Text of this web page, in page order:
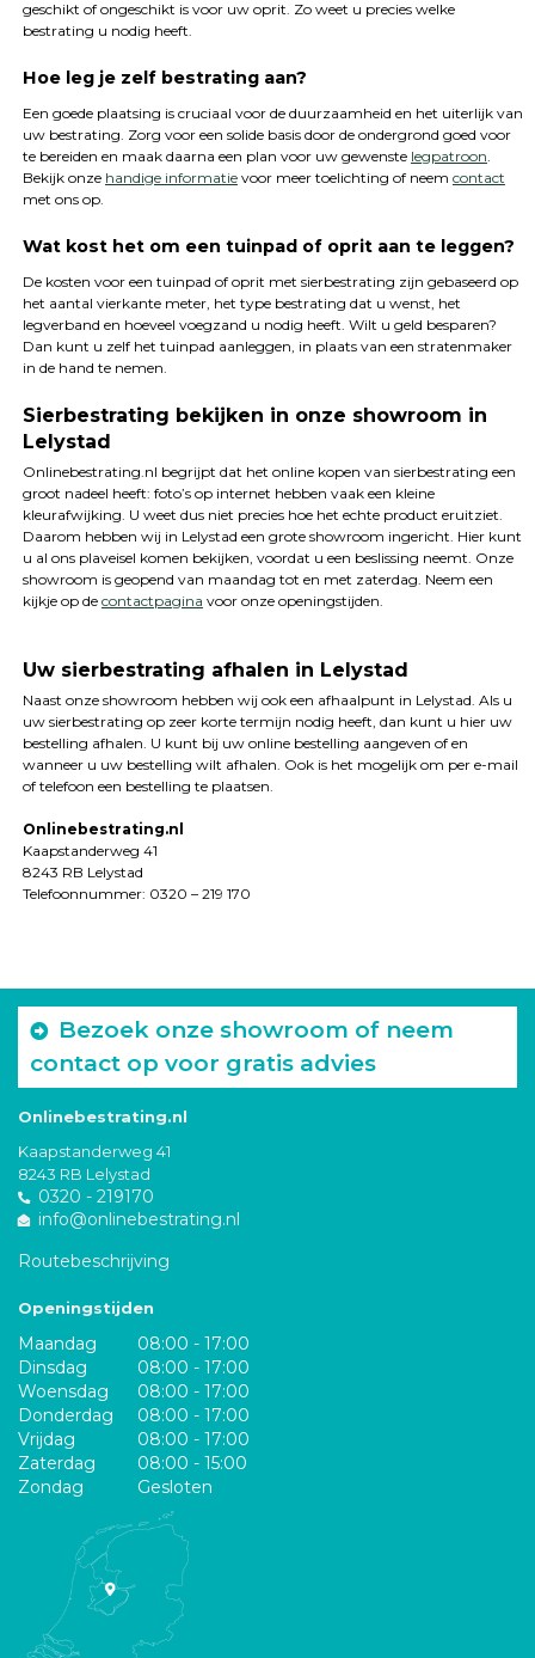
geschikt of ongeschikt is voor uw oprit. Zo weet u precies welke
bestrating u nodig heeft.
Hoe leg je zelf bestrating aan?
Een goede plaatsing is cruciaal voor de duurzaamheid en het uiterlijk van
uw bestrating. Zorg voor een solide basis door de ondergrond goed voor
te bereiden en maak daarna een plan voor uw gewenste legpatroon
Bekijk onze handige informatievoor meer toelichting of neem contact
met ons op.
Wat kost het om een tuinpad of oprit aan te leggen?
De kosten voor een tuinpad of oprit met sierbestrating zijn gebaseerd op
het aantal vierkante meter, het type bestrating dat u wenst, het
legverband en hoeveel voegzand u nodig heeft. Wilt u geld besparen?
Dan kunt u zelf het tuinpad aanleggen, in plaats van een stratenmaker
in de hand te nemen.
Sierbestrating bekijken in onze showroom in
Lelystad
Onlinebestrating.nl begrijpt dat het online kopen van sierbestrating een
groot nadeel heeft: foto’s op internet hebben vaak een kleine
kleurafwijking. U weet dus niet precies hoe het echte product eruitziet.
Daarom hebben wij in Lelystad een grote showroom ingericht. Hier kunt
u al ons plaveisel komen bekijken, voordat u een beslissing neemt. Onze
showroom is geopend van maandag tot en met zaterdag. Neem een
kijkje op de contactpagina voor onze openingstijden.
Uw sierbestrating afhalen in Lelystad
Naast onze showroom hebben wij ook een afhaalpunt in Lelystad. Als u
uw sierbestrating op zeer korte termijn nodig heeft, dan kunt u hier uw
bestelling afhalen. U kunt bij uw online bestelling aangeven of en
wanneer u uw bestelling wilt afhalen. Ook is het mogelijk om per e-mail
of telefoon een bestelling te plaatsen.
Onlinebestrating.nl
Kaapstanderweg 41
8243 RB Lelystad
Telefoonnummer: 0320 – 219 170
Bezoek onze showroom of neem
contact op voor gratis advies
Onlinebestrating.nl
Kaapstanderweg 41
8243 RB Lelystad
0320 - 219170
info@onlinebestrating.nl
Routebeschrijving
Openingstijden
Maandag
08:00 - 17:00
Dinsdag
08:00 - 17:00
Woensdag
08:00 - 17:00
Donderdag
08:00 - 17:00
Vrijdag
08:00 - 17:00
Zaterdag
08:00 - 15:00
Zondag
Gesloten